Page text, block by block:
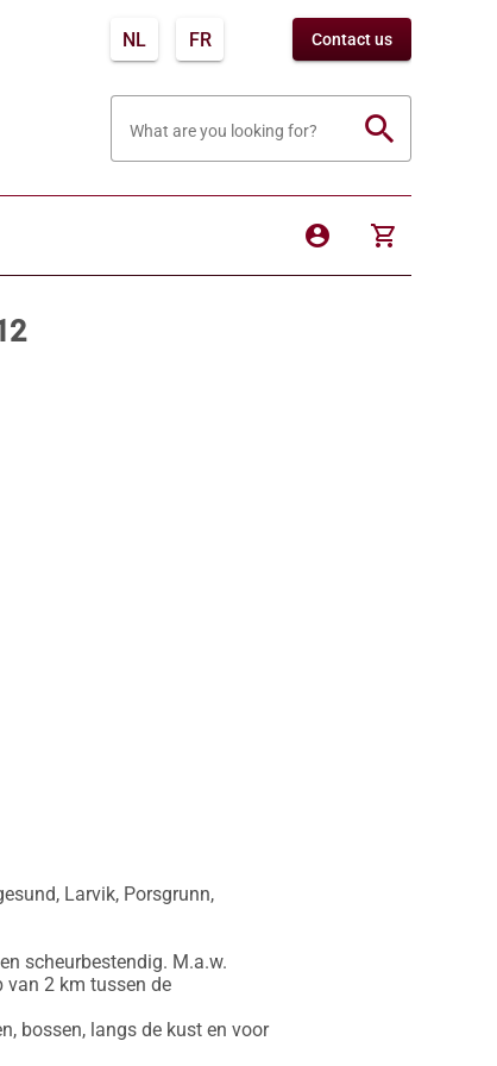
NL FR Contact us
What are you looking for? search
account_circle shopping_cart
Larvik, Porsgrunn,
scheurbestendig. M.a.w.
van 2 km tussen de
bossen, langs de kust en voor